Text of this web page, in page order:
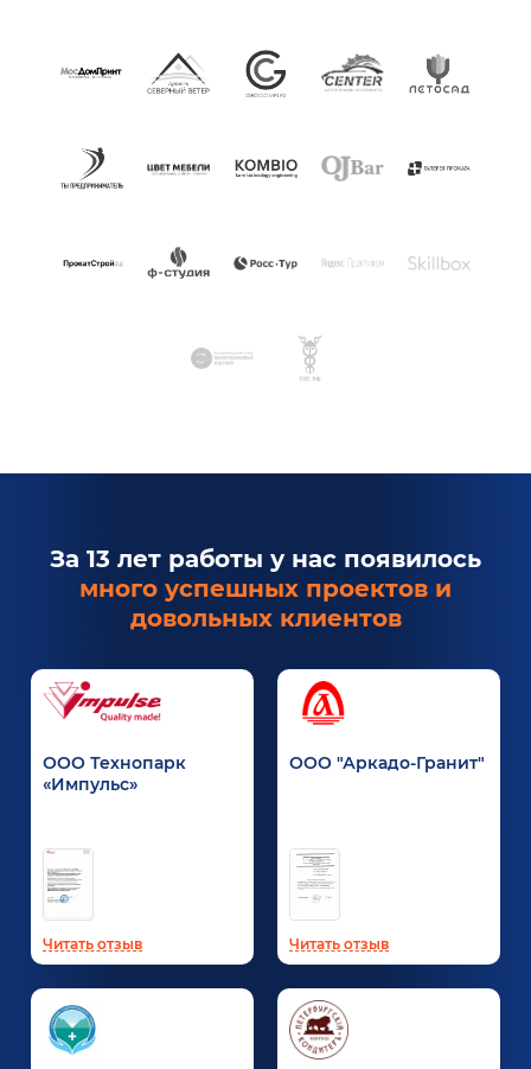
За 13 лет работы у нас появилось
много успешных проектов и
довольных клиентов
ООО Технопарк
«Импульс»
Читать отзыв
ООО "Аркадо-Гранит"
Читать отзыв